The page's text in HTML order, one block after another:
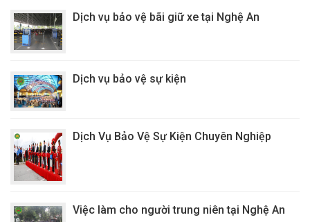
Dịch vụ bảo vệ bãi giữ xe tại Nghệ An
Dịch vụ bảo vệ sự kiện
Dịch Vụ Bảo Vệ Sự Kiện Chuyên Nghiệp
Việc làm cho người trung niên tại Nghệ An